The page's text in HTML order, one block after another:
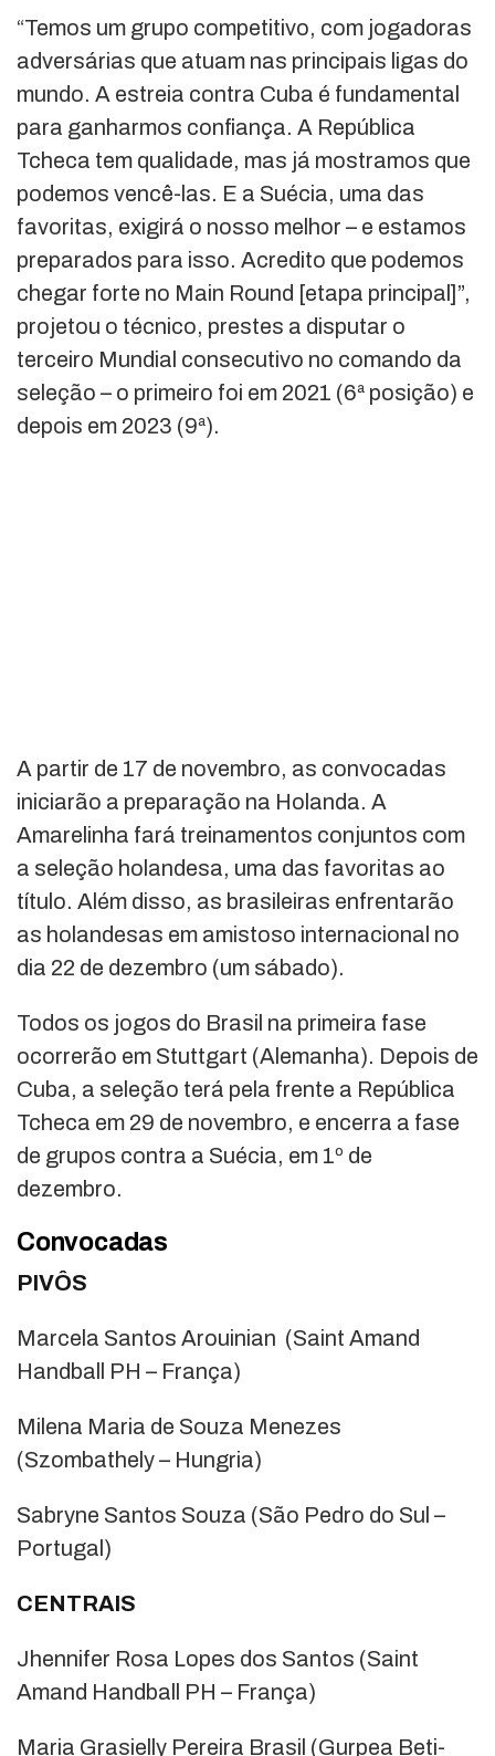
“Temos um grupo competitivo, com jogadoras
adversárias que atuam nas principais ligas do
mundo. A estreia contra Cuba é fundamental
para ganharmos confiança. A República
Tcheca tem qualidade, mas já mostramos que
podemos vencê-las. E a Suécia, uma das
favoritas, exigirá o nosso melhor – e estamos
preparados para isso. Acredito que podemos
chegar forte no Main Round [etapa principal]”,
projetou o técnico, prestes a disputar o
terceiro Mundial consecutivo no comando da
seleção – o primeiro foi em 2021 (6ª posição) e
depois em 2023 (9ª).
A partir de 17 de novembro, as convocadas
iniciarão a preparação na Holanda. A
Amarelinha fará treinamentos conjuntos com
a seleção holandesa, uma das favoritas ao
título. Além disso, as brasileiras enfrentarão
as holandesas em amistoso internacional no
dia 22 de dezembro (um sábado).
Todos os jogos do Brasil na primeira fase
ocorrerão em Stuttgart (Alemanha). Depois de
Cuba, a seleção terá pela frente a República
Tcheca em 29 de novembro, e encerra a fase
de grupos contra a Suécia, em 1º de
dezembro.
Convocadas
PIVÔS
Marcela Santos Arouinian (Saint Amand
Handball PH – França)
Milena Maria de Souza Menezes
(Szombathely – Hungria)
Sabryne Santos Souza (São Pedro do Sul –
Portugal)
CENTRAIS
Jhennifer Rosa Lopes dos Santos (Saint
Amand Handball PH – França)
Maria Grasielly Pereira Brasil (Gurpea Beti-